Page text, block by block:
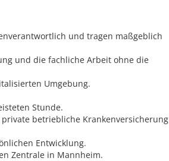
und tragen maßgeblich
und die fachliche Arbeit ohne die
Umgebung.
Stunde.
betriebliche Krankenversicherung
Entwicklung.
Zentrale in Mannheim.